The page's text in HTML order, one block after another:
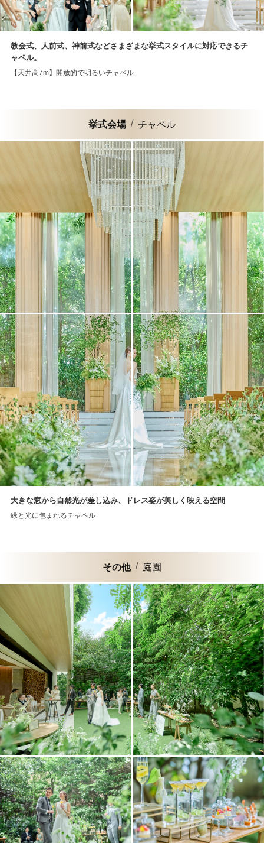
教会式、人前式、神前式などさまざまな挙式スタイルに対応できるチ
ャペル。
【天井高7m】開放的で明るいチャペル
挙式会場 チャペル
大きな窓から自然光が差し込み、ドレス姿が美しく映える空間
緑と光に包まれるチャペル
その他 庭園